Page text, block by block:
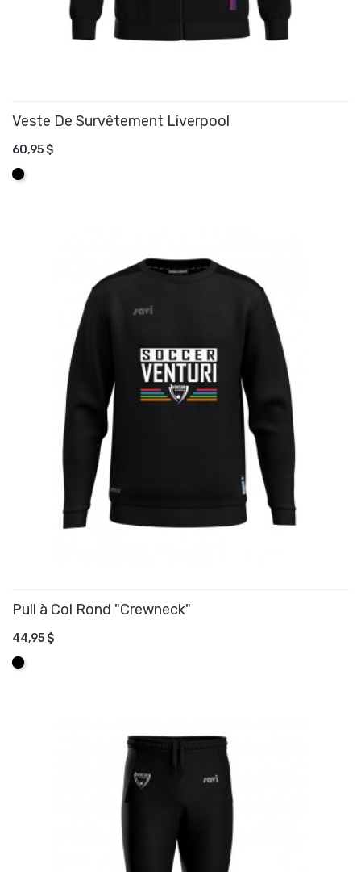
Veste De Survêtement Liverpool
60,95 $
Noir
Pull à Col Rond "Crewneck"
44,95 $
Noir